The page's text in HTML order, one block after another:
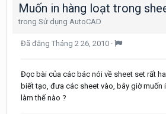
trong Sử dụng AutoCAD
Đã đăng Tháng 2 26, 2010 ·
Đọc bài của các bác nói về sheet set rất
biết tạo, đưa các sheet vào, bây giờ muốn
làm thế nào ?